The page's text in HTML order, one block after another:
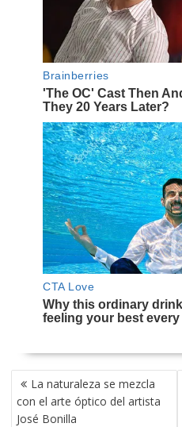
NAVEGACIÓN
DE
ENTRADAS
La naturaleza se mezcla
con el arte óptico del artista
José Bonilla